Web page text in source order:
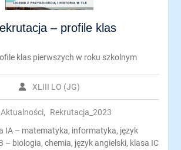
– profile klas
XLIII LO (JG)
Aktualności, Rekrutacja_2023
klas pierwszych w roku szkolnym
IA – matematyka, informatyka, język
– biologia, chemia, język angielski, klasa IC